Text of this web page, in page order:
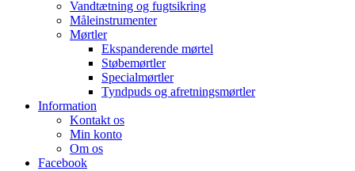
Vandtætning og fugtsikring
Måleinstrumenter
Mørtler
Ekspanderende mørtel
Støbemørtler
Specialmørtler
Tyndpuds og afretningsmørtler
Information
Kontakt os
Min konto
Om os
Facebook